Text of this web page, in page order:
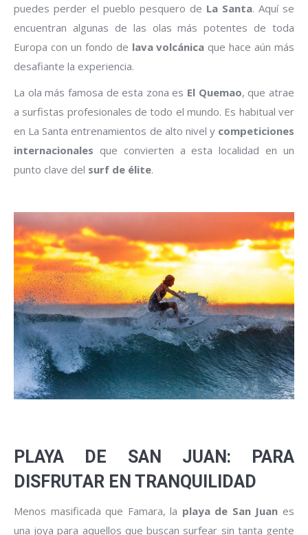
puedes perder el pueblo pesquero de La Santa. Aquí se
encuentran algunas de las olas más potentes de toda
Europa con un fondo de lava volcánica que hace aún más
desafiante la experiencia.
La ola más famosa de esta zona es El Quemao, que atrae
a surfistas profesionales de todo el mundo. Es habitual ver
en La Santa entrenamientos de alto nivel y competiciones
internacionales que convierten a esta localidad en un
punto clave del surf de élite.
PLAYA DE SAN JUAN: PARA
DISFRUTAR EN TRANQUILIDAD
Menos masificada que Famara, la playa de San Juan es
una joya para aquellos que buscan surfear sin tanta gente